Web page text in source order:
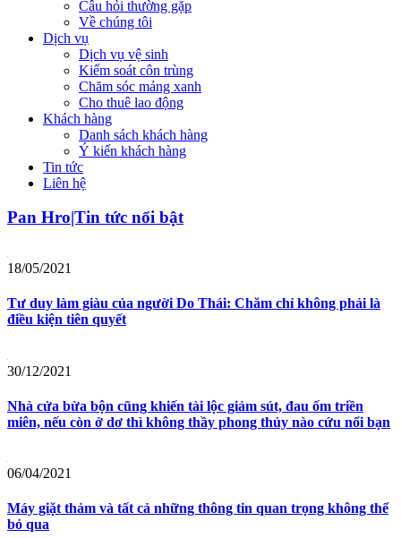
Câu hỏi thường gặp
Về chúng tôi
Dịch vụ
Dịch vụ vệ sinh
Kiểm soát côn trùng
Chăm sóc mảng xanh
Cho thuê lao động
Khách hàng
Danh sách khách hàng
Ý kiến khách hàng
Tin tức
Liên hệ
Pan Hro|Tin tức nổi bật
18/05/2021
Tư duy làm giàu của người Do Thái: Chăm chỉ không phải là
điều kiện tiên quyết
30/12/2021
Nhà cửa bừa bộn cũng khiến tài lộc giảm sút, đau ốm triền
miên, nếu còn ở dơ thì không thầy phong thủy nào cứu nổi bạn
06/04/2021
Máy giặt thảm và tất cả những thông tin quan trọng không thể
bỏ qua